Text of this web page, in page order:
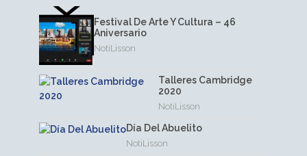
Festival De Arte Y Cultura – 46
Aniversario
NotiLisson
Talleres Cambridge
2020
NotiLisson
Día Del Abuelito
NotiLisson